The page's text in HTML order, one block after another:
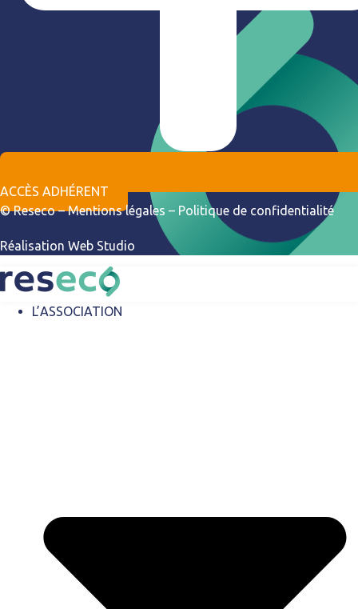
ACCÈS ADHÉRENT
© Reseco –Mentions légales – Politique de confidentialité
Réalisation Web Studio
L’ASSOCIATION